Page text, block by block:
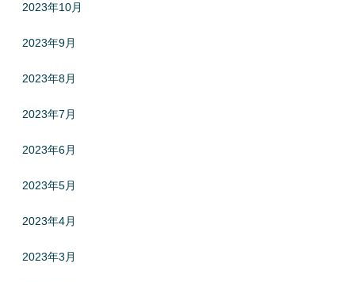
2023年10月
2023年9月
2023年8月
2023年7月
2023年6月
2023年5月
2023年4月
2023年3月